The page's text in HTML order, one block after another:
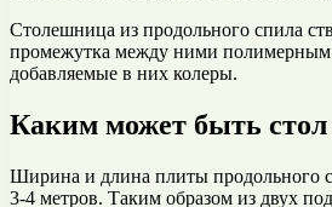
Столешница из продольного спила
промежутка между ними полимерным
добавляемые в них колеры.
Каким может быть стол
Ширина и длина плиты продольного
3-4 метров. Таким образом из двух